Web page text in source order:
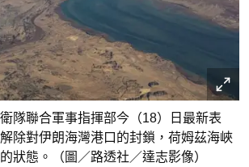
隊聯合軍事指揮部今（18）日最新表
除對伊朗海灣港口的封鎖，荷姆茲海峽
狀態。（圖／路透社／達志影像）